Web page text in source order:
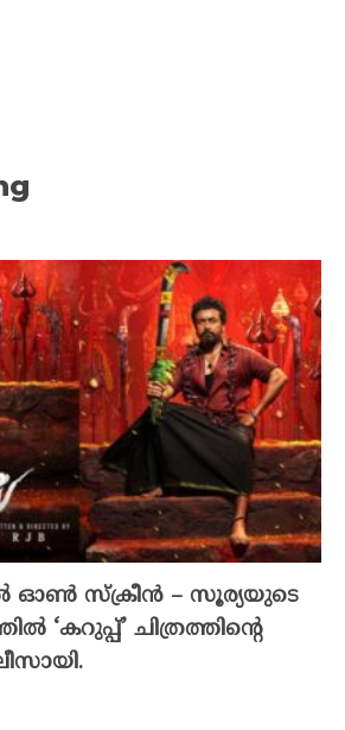
ഓൺ സ്‌ക്രീൻ – സൂര്യയുടെ
‘കറുപ്പ്’ ചിത്രത്തിന്റെ